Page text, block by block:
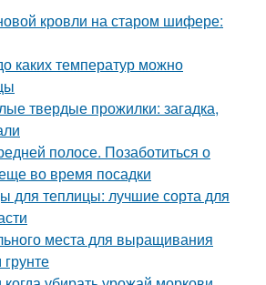
кровли на старом шифере:
каких температур можно
твердые прожилки: загадка,
полосе. Позаботиться о
во время посадки
для теплицы: лучшие сорта для
места для выращивания